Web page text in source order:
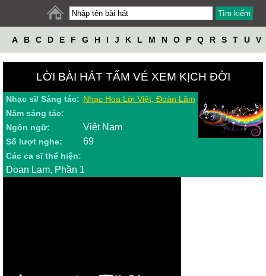
A B C D E F G H I J K L M N O P Q R S T U V
LỜI BÀI HÁT TẤM VÉ XEM KỊCH ĐỜI
Nhạc sĩ/ Sáng tác: Nhạc Hoa Lời Việt, Đoàn Lâm
Năm sáng tác:
Ngôn ngữ:
Việt Nam
Số lượt nghe: 69
Các ca sĩ thể hiện:
Doan Lam, Phần 1